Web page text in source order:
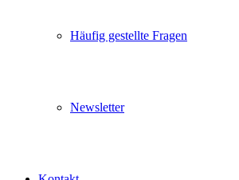
Häufig gestellte Fragen
Newsletter